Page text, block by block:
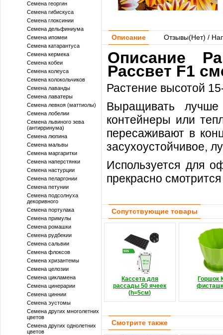
Семена георгин
Семена гибискуса
Семена глоксинии
Семена дельфиниума
Семена ипомеи
Семена катарантуса
Семена кермека
Семена кобеи
Семена колеуса
Семена колокольчиков
Семена лаванды
Семена лаватеры
Семена левкоя (маттиолы)
Семена лобелии
Семена львиного зева
(антирринума)
Семена люпина
Семена мальвы
Семена маргаритки
Семена наперстянки
Семена настурции
Семена пеларгонии
Семена петунии
Семена подсолнуха
декоривного
Семена портулака
Семена примулы
Семена ромашки
Семена рудбекии
Семена сальвии
Семена флоксов
Семена хризантемы
Семена целозии
Семена цикламена
Семена цинерарии
Семена циннии
Семена эустомы
Семена других многолетних
цветов
Семена других однолетних
цветов
Описание Отзывы(Нет) /
Описание
Рассвет F1
Растение высотой
Выращивать
контейнеры или
пересаживают в
засухоустойчивое,
Используется для
прекрасно
Сопутствующие товары
Кассета для
рассады 50 ячеек
(h=5см)
Горшок
Смотрите также